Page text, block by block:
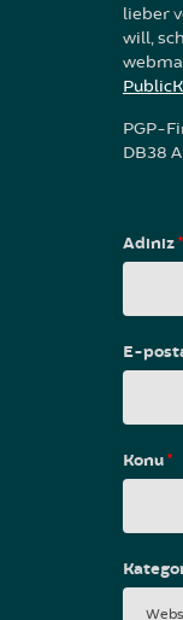
lieber
will,
PGP-
DB38
Adınız*
E-
Konu*